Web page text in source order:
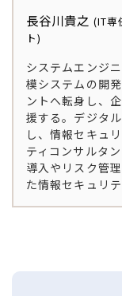
長谷川貴之 (IT専
ト)
システムエンジ
模システムの開
ントへ転身し、
援する。デジタ
し、情報セキュ
ティコンサルタ
導入やリスク管
た情報セキュリ